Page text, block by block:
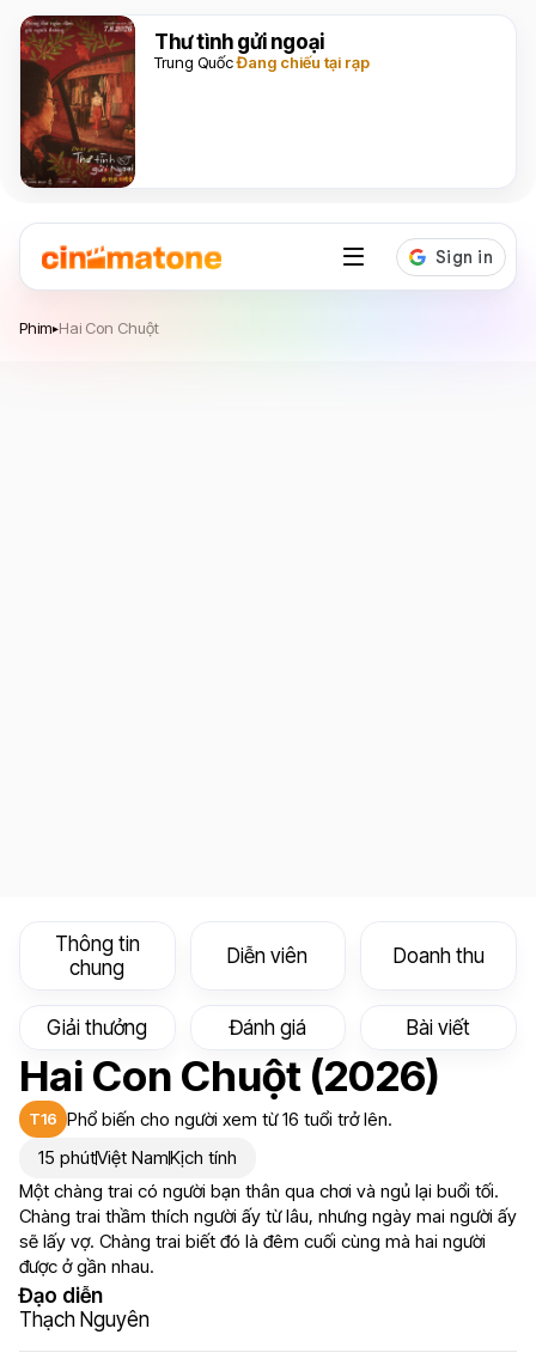
Thư tình gửi ngoại
Trung QuốcĐang chiếu tại rạp
Phim▸Hai Con Chuột
Thông tin
chung
Diễn viên Doanh thu
Giải thưởng Đánh giá Bài viết
Hai Con Chuột (2026)
T16 Phổ biến cho người xem từ 16 tuổi trở lên.
15 phútViệt NamKịch tính
Một chàng trai có người bạn thân qua chơi và ngủ lại buổi tối.
Chàng trai thầm thích người ấy từ lâu, nhưng ngày mai người ấy
sẽ lấy vợ. Chàng trai biết đó là đêm cuối cùng mà hai người
được ở gần nhau.
Đạo diễn
Thạch Nguyên